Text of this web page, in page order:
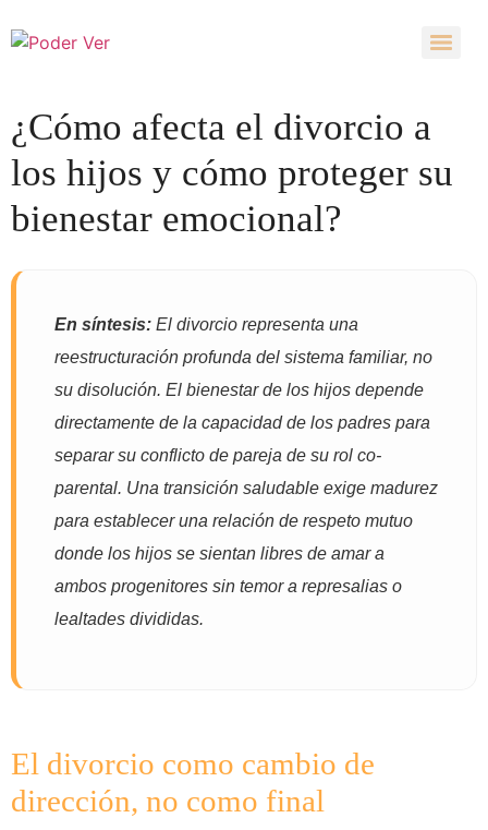
¿Cómo afecta el divorcio a
los hijos y cómo proteger su
bienestar emocional?
En síntesis: El divorcio representa una
reestructuración profunda del sistema familiar, no
su disolución. El bienestar de los hijos depende
directamente de la capacidad de los padres para
separar su conflicto de pareja de su rol co-
parental. Una transición saludable exige madurez
para establecer una relación de respeto mutuo
donde los hijos se sientan libres de amar a
ambos progenitores sin temor a represalias o
lealtades divididas.
El divorcio como cambio de
dirección, no como final